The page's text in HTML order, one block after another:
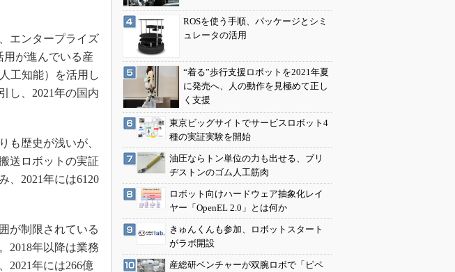
エンタープライズ
用が進んでいる産
工知能）を活用し
し、2021年の国内
も歴史が浅いが、
送ロボットの実証
、2021年には6120
が制限されている
2018年以降は業務
2021年には266億
ROSを使う手順、パッケージとシミ
ュレータの活用
“着る”歩行支援ロボットを2021年夏
に発売へ、人の動作を見極めて正し
く支援
東京ビッグサイトでサービスロボット4
種の実証実験を開始
油圧ならトン単位の力も出せる、ブリ
ヂストンのゴム人工筋肉
ロボット向けハードウェア抽象化レイ
ヤー「OpenEL 2.0」とは何か
きゅんくんも参加、ロボットスタート
がラボ開設
産総研ベンチャーが双腕ロボで「ピペ